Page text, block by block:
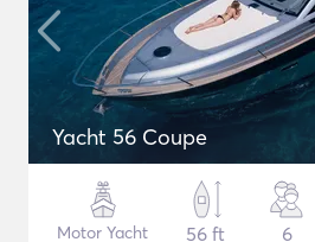
Yacht 56 Coupe
Motor Yacht
56 ft
6